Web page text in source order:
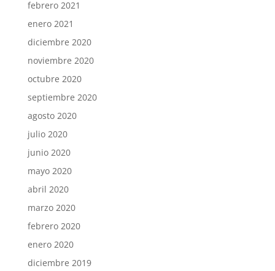
febrero 2021
enero 2021
diciembre 2020
noviembre 2020
octubre 2020
septiembre 2020
agosto 2020
julio 2020
junio 2020
mayo 2020
abril 2020
marzo 2020
febrero 2020
enero 2020
diciembre 2019